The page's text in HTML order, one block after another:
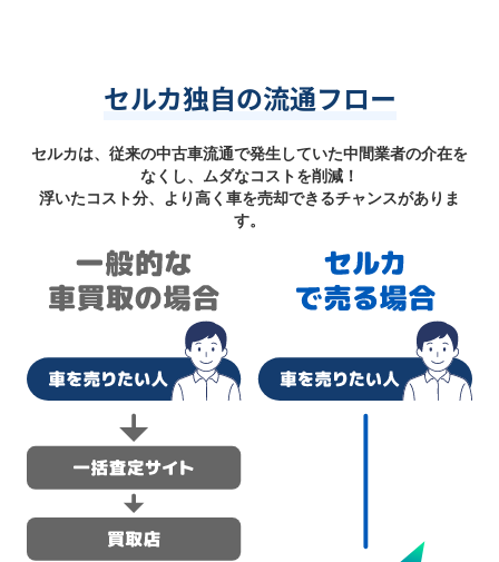
セルカ独自の流通フロー
セルカは、従来の中古車流通で発生していた中間業者の介在を
なくし、ムダなコストを削減！
浮いたコスト分、より高く車を売却できるチャンスがありま
す。